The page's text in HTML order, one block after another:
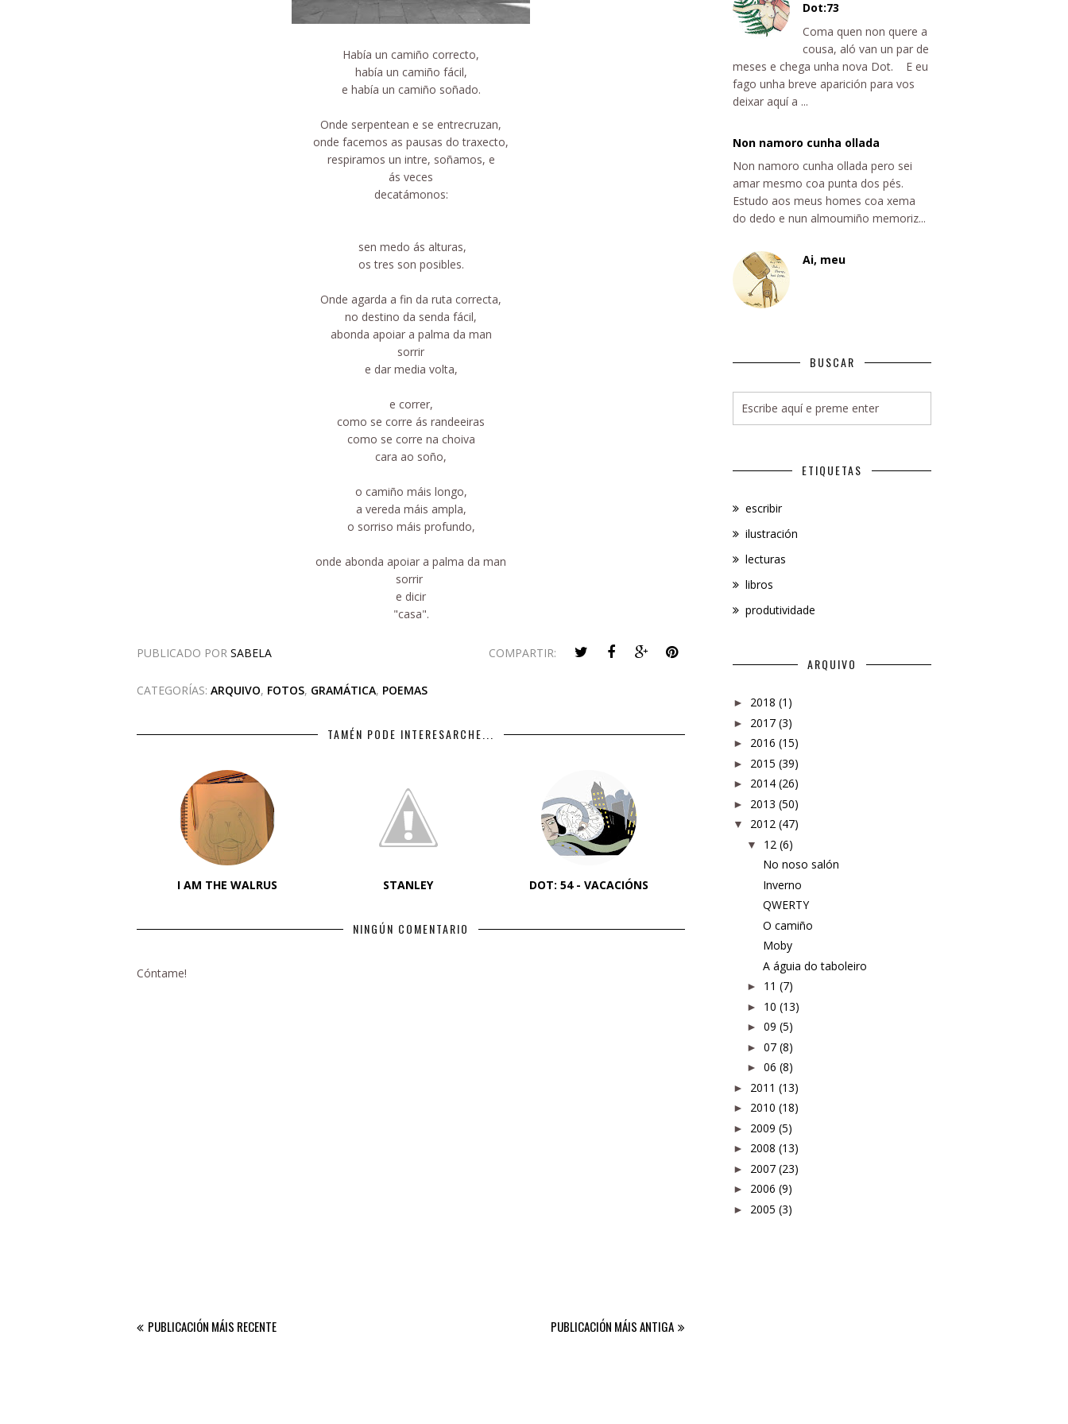
Había un camiño correcto,
había un camiño fácil,
e había un camiño soñado.
Onde serpentean e se entrecruzan,
onde facemos as pausas do traxecto,
respiramos un intre, soñamos, e
ás veces
decatámonos:
sen medo ás alturas,
os tres son posibles.
Onde agarda a fin da ruta correcta,
no destino da senda fácil,
abonda apoiar a palma da man
sorrir
e dar media volta,
e correr,
como se corre ás randeeiras
como se corre na choiva
cara ao soño,
o camiño máis longo,
a vereda máis ampla,
o sorriso máis profundo,
onde abonda apoiar a palma da man
sorrir
e dicir
"casa".
PUBLICADO POR SABELA COMPARTIR:
CATEGORÍAS: ARQUIVO, FOTOS, GRAMÁTICA, POEMAS
TAMÉN PODE INTERESARCHE...
I AM THE WALRUS STANLEY DOT: 54 - VACACIÓNS
NINGÚN COMENTARIO
Cóntame!
PUBLICACIÓN MÁIS RECENTE PUBLICACIÓN MÁIS ANTIGA
Dot:73
Coma quen non quere a
cousa, aló van un par de
meses e chega unha nova Dot. E eu
fago unha breve aparición para vos
deixar aquí a ...
Non namoro cunha ollada
Non namoro cunha ollada pero sei
amar mesmo coa punta dos pés.
Estudo aos meus homes coa xema
do dedo e nun almoumiño memoriz...
Ai, meu
BUSCAR
ETIQUETAS
escribir
ilustración
lecturas
libros
produtividade
ARQUIVO
► 2018 (1)
► 2017 (3)
► 2016 (15)
► 2015 (39)
► 2014 (26)
► 2013 (50)
▼ 2012 (47)
▼ 12 (6)
No noso salón
Inverno
QWERTY
O camiño
Moby
A águia do taboleiro
► 11 (7)
► 10 (13)
► 09 (5)
► 07 (8)
► 06 (8)
► 2011 (13)
► 2010 (18)
► 2009 (5)
► 2008 (13)
► 2007 (23)
► 2006 (9)
► 2005 (3)